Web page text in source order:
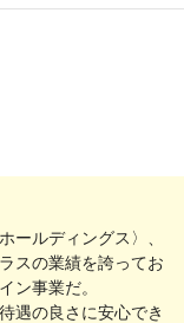
ールディングス〉、
スの業績を誇ってお
ン事業だ。
遇の良さに安心でき